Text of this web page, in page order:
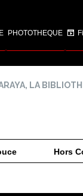
PHOTOTHEQUE
LA
Hors